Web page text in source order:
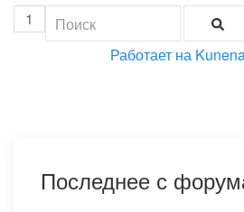
1
Работает на
Последнее с